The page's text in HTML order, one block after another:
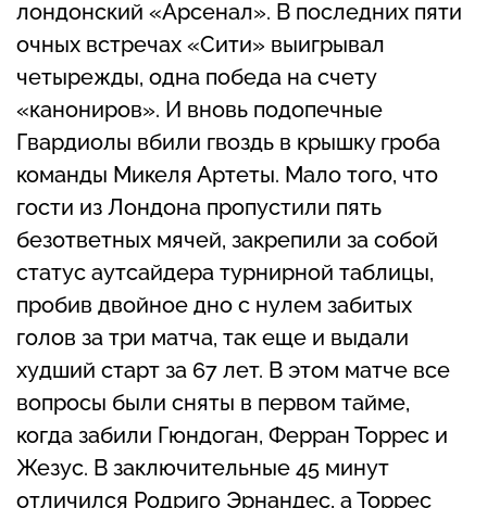
лондонский «Арсенал». В последних пяти
очных встречах «Сити» выигрывал
четырежды, одна победа на счету
«канониров». И вновь подопечные
Гвардиолы вбили гвоздь в крышку гроба
команды Микеля Артеты. Мало того, что
гости из Лондона пропустили пять
безответных мячей, закрепили за собой
статус аутсайдера турнирной таблицы,
пробив двойное дно с нулем забитых
голов за три матча, так еще и выдали
худший старт за 67 лет. В этом матче все
вопросы были сняты в первом тайме,
когда забили Гюндоган, Ферран Торрес и
Жезус. В заключительные 45 минут
отличился Родриго Эрнандес, а Торрес